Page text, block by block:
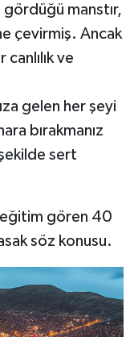
manstır,
çevirmiş. Ancak
ve
gelen her şeyi
bırakmanız
sert
gören 40
söz konusu.